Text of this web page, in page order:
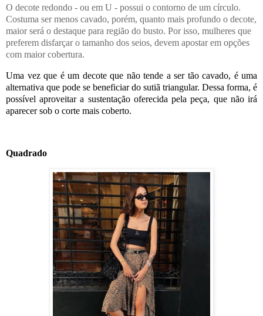
O decote redondo - ou em U - possui o contorno de um círculo.
Costuma ser menos cavado, porém, quanto mais profundo o decote,
maior será o destaque para região do busto. Por isso, mulheres que
preferem disfarçar o tamanho dos seios, devem apostar em opções
com maior cobertura.
Uma vez que é um decote que não tende a ser tão cavado, é uma
alternativa que pode se beneficiar do sutiã triangular. Dessa forma, é
possível aproveitar a sustentação oferecida pela peça, que não irá
aparecer sob o corte mais coberto.
Quadrado